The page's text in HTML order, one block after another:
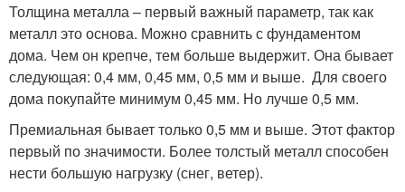
Толщина металла – первый важный параметр, так как
металл это основа. Можно сравнить с фундаментом
дома. Чем он крепче, тем больше выдержит. Она бывает
следующая: 0,4 мм, 0,45 мм, 0,5 мм и выше. Для своего
дома покупайте минимум 0,45 мм. Но лучше 0,5 мм.
Премиальная бывает только 0,5 мм и выше. Этот фактор
первый по значимости. Более толстый металл способен
нести большую нагрузку (снег, ветер).